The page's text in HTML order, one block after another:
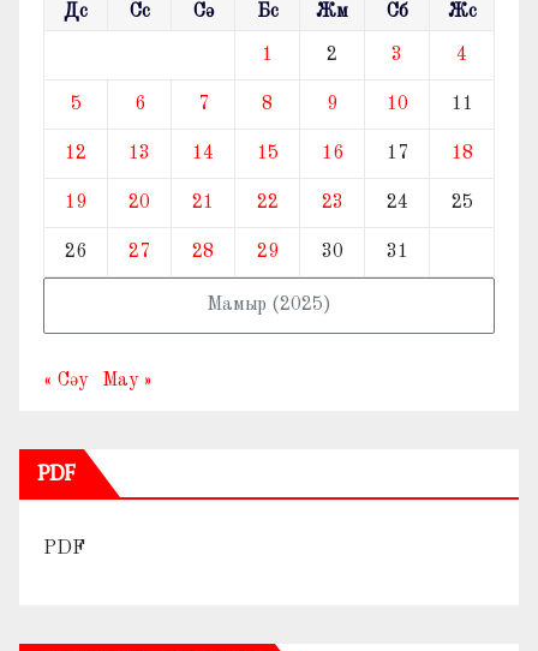
Мамыр (2025)
Дс Сс Сә Бс Жм Сб Жс
1 2 3 4
5 6 7 8 9 10 11
12 13 14 15 16 17 18
19 20 21 22 23 24 25
26 27 28 29 30 31
« Сәу Мау »
PDF
PDF